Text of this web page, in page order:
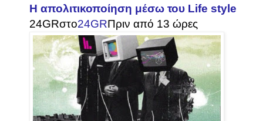
Η απολιτικοποίηση μέσω του Life style
24GRστο24GRΠριν από 13 ώρες